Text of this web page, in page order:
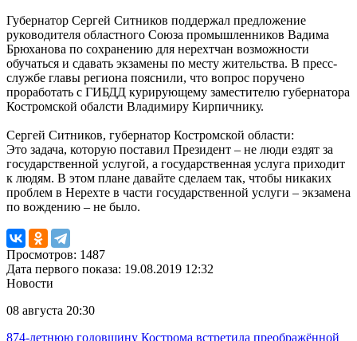
Губернатор Сергей Ситников поддержал предложение
руководителя областного Союза промышленников Вадима
Брюханова по сохранению для нерехтчан возможности
обучаться и сдавать экзамены по месту жительства. В пресс-
службе главы региона пояснили, что вопрос поручено
проработать с ГИБДД курирующему заместителю губернатора
Костромской обалсти Владимиру Кирпичнику.
Сергей Ситников, губернатор Костромской области:
Это задача, которую поставил Президент – не люди ездят за
государственной услугой, а государственная услуга приходит
к людям. В этом плане давайте сделаем так, чтобы никаких
проблем в Нерехте в части государственной услуги – экзамена
по вождению – не было.
Просмотров: 1487
Дата первого показа: 19.08.2019 12:32
Новости
08 августа 20:30
874-летнюю годовщину Кострома встретила преображённой